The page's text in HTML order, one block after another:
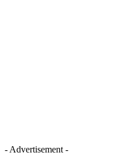
- Advertisement -